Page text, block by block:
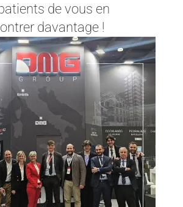
de vous en
davantage !